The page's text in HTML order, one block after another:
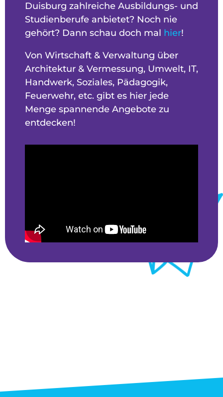
Duisburg zahlreiche Ausbildungs- und
Studienberufe anbietet? Noch nie
gehört? Dann schau doch mal hier!
Von Wirtschaft & Verwaltung über
Architektur & Vermessung, Umwelt, IT,
Handwerk, Soziales, Pädagogik,
Feuerwehr, etc. gibt es hier jede
Menge spannende Angebote zu
entdecken!